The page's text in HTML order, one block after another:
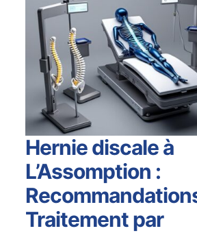
Hernie discale à
L’Assomption :
Traitement par